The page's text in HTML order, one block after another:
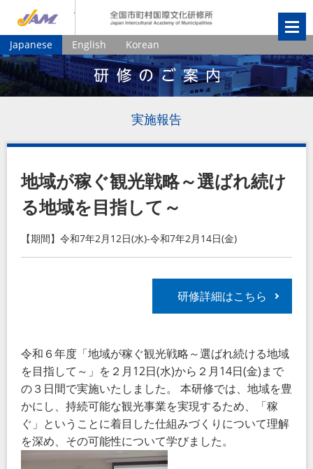
Japanese English Korean
実施報告
地域が稼ぐ観光戦略～選ばれ続け
る地域を目指して～
【期間】令和7年2月12日(水)-令和7年2月14日(金)
研修詳細はこちら
令和６年度「地域が稼ぐ観光戦略～選ばれ続ける地域
を目指して～ 」を２月12日(水)から２月14日(金)まで
の３日間で実施いたしました。 本研修では、 地域を豊
かにし、持続可能な観光事業を実現するため、「稼
ぐ」ということに着目した仕組みづくりについて理解
を深め、その可能性について学びました。